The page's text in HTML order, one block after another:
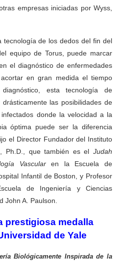
empresas iniciadas por Wyss,
tecnología de los dedos del fin del
equipo de Torus, puede marcar
el diagnóstico de enfermedades
en gran medida el tiempo
esta tecnología de
las posibilidades de
donde la velocidad a la
óptima puede ser la diferencia
el Director Fundador del Instituto
Ph.D., que también es el Judah
Vascularen la Escuela de
Infantil de Boston, y Profesor
de Ingeniería y Ciencias
John A. Paulson.
prestigiosa medalla
de Yale
Biológicamente Inspirada de la